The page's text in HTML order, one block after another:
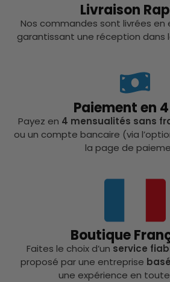
Livraison
Nos commandes sont livrées en
garantissant une réception dans
Paiement en
Payez en 4 mensualités sans
ou un compte bancaire (via
la page de
Boutique
Faites le choix d’un service
proposé par une entreprise
une expérience en